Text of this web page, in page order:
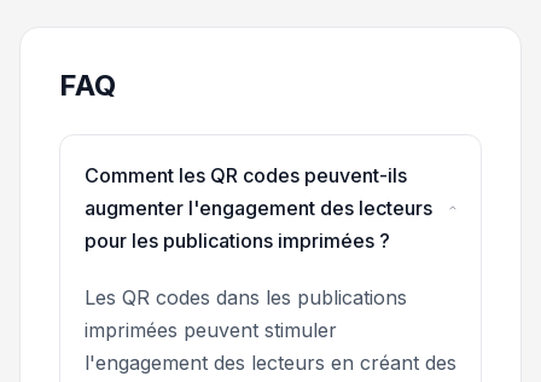
FAQ
Comment les QR codes peuvent-ils
augmenter l'engagement des lecteurs
pour les publications imprimées ?
Les QR codes dans les publications
imprimées peuvent stimuler
l'engagement des lecteurs en créant des